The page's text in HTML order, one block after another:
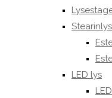
Stearinlys
LED lys